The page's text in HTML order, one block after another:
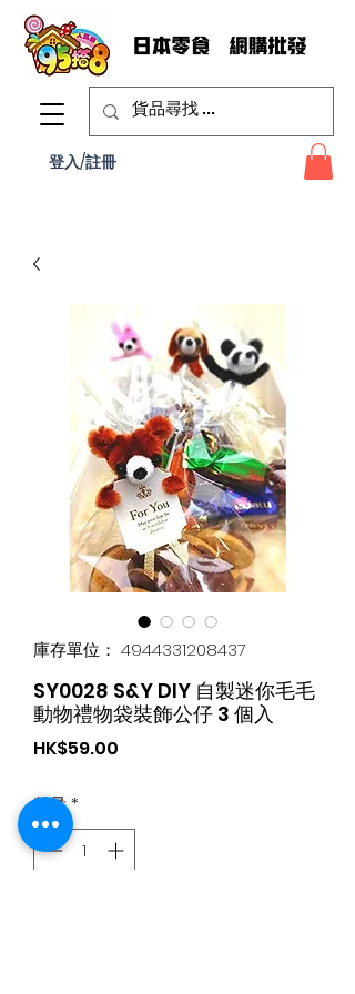
登入/註冊
庫存單位： 4944331208437
SY0028 S&Y DIY 自製迷你毛毛
動物禮物袋裝飾公仔 3 個入
HK$59.00
數量*